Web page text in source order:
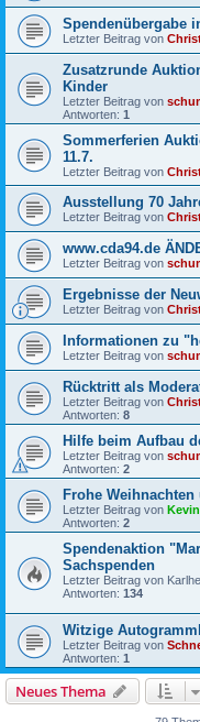
Spendenübergabe
Letzter Beitrag von
Zusatzrunde
Kinder
Letzter Beitrag von
Antworten: 1
Sommerferien
11.7.
Letzter Beitrag von
Ausstellung 70
Letzter Beitrag von
www.cda94.de
Letzter Beitrag von
Ergebnisse der
Letzter Beitrag von
Informationen zu
Letzter Beitrag von
Rücktritt als
Letzter Beitrag von
Antworten: 8
Hilfe beim Aufbau
Letzter Beitrag von
Antworten: 2
Frohe
Letzter Beitrag von Kevin
Antworten: 2
Spendenaktion
Sachspenden
Letzter Beitrag von
Antworten: 134
Witzige
Letzter Beitrag von
Antworten: 1
Neues Thema